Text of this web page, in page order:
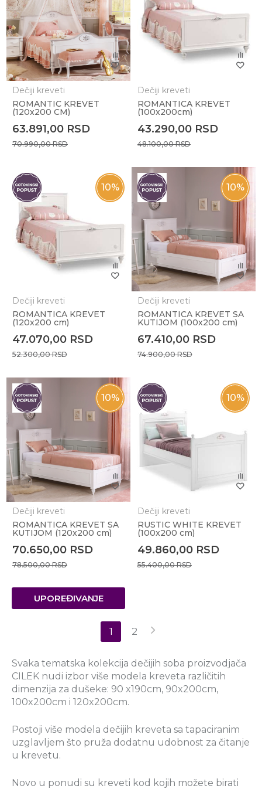
Dečiji kreveti
ROMANTIC KREVET
(120x200 CM)
63.891,00 RSD
70.990,00RSD
Dečiji kreveti
ROMANTICA KREVET
(100x200cm)
43.290,00 RSD
48.100,00RSD
10%
Dečiji kreveti
ROMANTICA KREVET
(120x200 cm)
47.070,00 RSD
52.300,00RSD
10%
Dečiji kreveti
ROMANTICA KREVET SA
KUTIJOM (100x200 cm)
67.410,00 RSD
74.900,00RSD
10%
Dečiji kreveti
ROMANTICA KREVET SA
KUTIJOM (120x200 cm)
70.650,00 RSD
78.500,00RSD
10%
Dečiji kreveti
RUSTIC WHITE KREVET
(100x200 cm)
49.860,00 RSD
55.400,00RSD
UPOREĐIVANJE
1 2
Svaka tematska kolekcija dečijih soba proizvodjača
CILEK nudi izbor više modela kreveta različitih
dimenzija za dušeke: 90 x190cm, 90x200cm,
100x200cm i 120x200cm.
Postoji više modela dečijih kreveta sa tapaciranim
uzglavljem što pruža dodatnu udobnost za čitanje
u krevetu.
Novo u ponudi su kreveti kod kojih možete birati